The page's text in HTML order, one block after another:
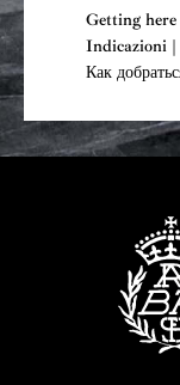
Getting
Indicazioni |
Как